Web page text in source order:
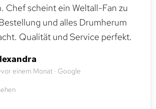
Chef scheint ein Weltall-Fan zu
und alles Drumherum
Qualität und Service perfekt.
vor einem Monat · Google